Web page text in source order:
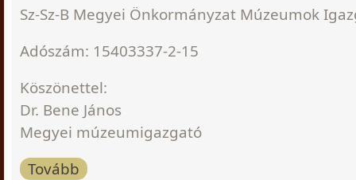
Sz-Sz-B Megyei Önkormányzat Múzeumok
Adószám: 15403337-2-15
Köszönettel:
Dr. Bene János
Megyei múzeumigazgató
Tovább